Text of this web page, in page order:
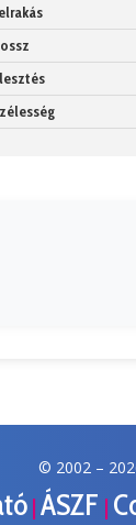
© 2002 –
| ÁSZF |